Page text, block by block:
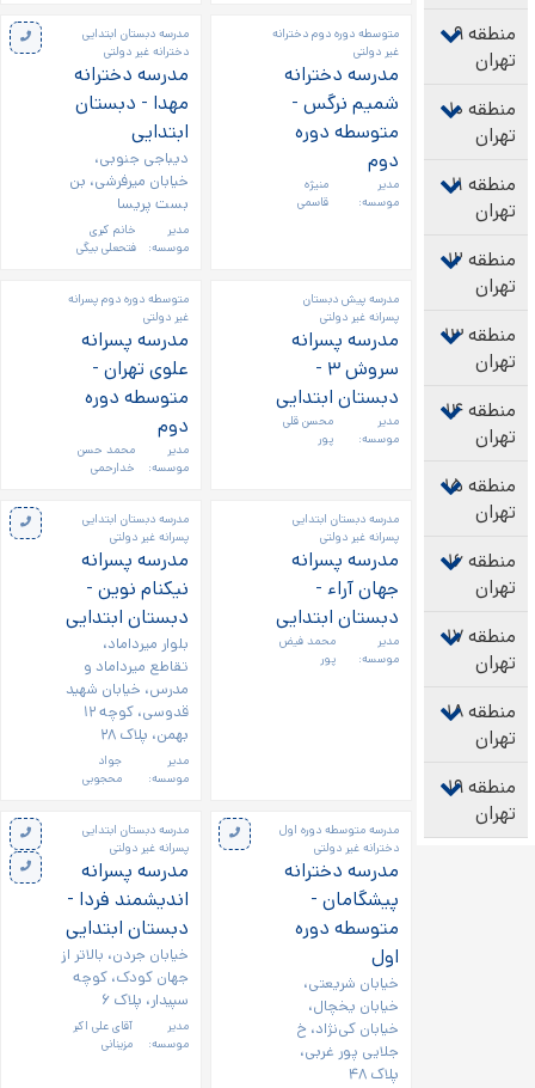
منطقه ۹
تهران
منطقه ۱۰
تهران
منطقه ۱۱
تهران
منطقه ۱۲
تهران
منطقه ۱۳
تهران
منطقه ۱۴
تهران
منطقه ۱۵
تهران
منطقه ۱۶
تهران
منطقه ۱۷
تهران
منطقه ۱۸
تهران
منطقه ۱۹
تهران
متوسطه دوره دوم دخترانه
غیر دولتی
مدرسه دخترانه
شمیم نرگس -
متوسطه دوره
دوم
مدیر
موسسه:
منیژه
قاسمی
مدرسه دبستان ابتدایی
دخترانه غیر دولتی
مدرسه دخترانه
مهدا - دبستان
ابتدایی
دیباجی جنوبی،
خیابان میرفرشی، بن
بست پریسا
مدیر
موسسه:
خانم کبری
فتحعلی بیگی
مدرسه پیش دبستان
پسرانه غیر دولتی
مدرسه پسرانه
سروش ۳ -
دبستان ابتدایی
مدیر
موسسه:
محسن قلی
پور
متوسطه دوره دوم پسرانه
غیر دولتی
مدرسه پسرانه
علوی تهران -
متوسطه دوره
دوم
مدیر
موسسه:
محمد حسن
خدارحمی
مدرسه دبستان ابتدایی
پسرانه غیر دولتی
مدرسه پسرانه
جهان آراء -
دبستان ابتدایی
مدیر
موسسه:
محمد فیض
پور
مدرسه دبستان ابتدایی
پسرانه غیر دولتی
مدرسه پسرانه
نیکنام نوین -
دبستان ابتدایی
بلوار میرداماد،
تقاطع میرداماد و
مدرس، خیابان شهید
قدوسی، کوچه ۱۲
بهمن، پلاک ۲۸
مدیر
موسسه:
جواد
محجوبی
مدرسه متوسطه دوره اول
دخترانه غیر دولتی
مدرسه دخترانه
پیشگامان -
متوسطه دوره
اول
خیابان شریعتی،
خیابان یخچال،
خیابان کی‌نژاد، خ
جلایی پور غربی،
پلاک ۴۸
مدرسه دبستان ابتدایی
پسرانه غیر دولتی
مدرسه پسرانه
اندیشمند فردا -
دبستان ابتدایی
خیابان جردن، بالاتر از
جهان کودک، کوچه
سپیدار، پلاک ۶
مدیر
موسسه:
آقای علی اکبر
مزینانی